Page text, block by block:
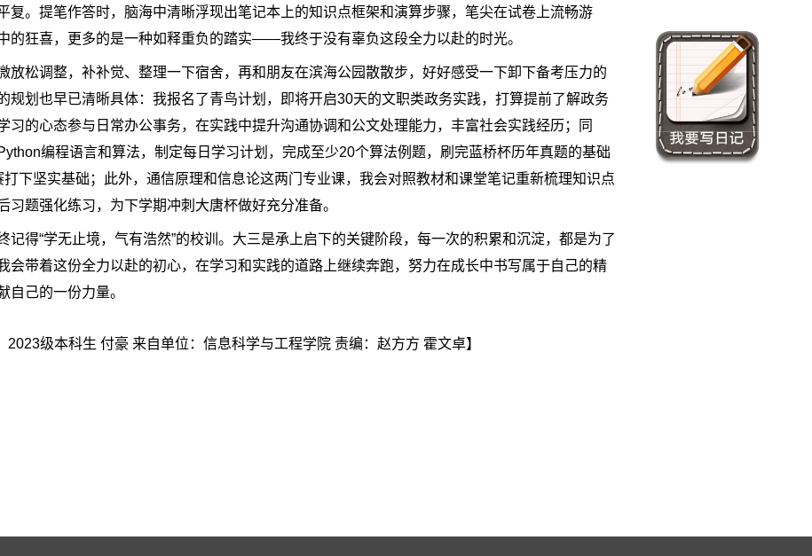
复。提笔作答时，脑海中清晰浮现出笔记本上的知识点框架和演算步骤，笔尖在试卷上流畅游
的狂喜，更多的是一种如释重负的踏实——我终于没有辜负这段全力以赴的时光。
放松调整，补补觉、整理一下宿舍，再和朋友在滨海公园散散步，好好感受一下卸下备考压力的
规划也早已清晰具体：我报名了青鸟计划，即将开启30天的文职类政务实践，打算提前了解政务
习的心态参与日常办公事务，在实践中提升沟通协调和公文处理能力，丰富社会实践经历；同
编程语言和算法，制定每日学习计划，完成至少20个算法例题，刷完蓝桥杯历年真题的基础
下坚实基础；此外，通信原理和信息论这两门专业课，我会对照教材和课堂笔记重新梳理知识点
习题强化练习，为下学期冲刺大唐杯做好充分准备。
记得“学无止境，气有浩然”的校训。大三是承上启下的关键阶段，每一次的积累和沉淀，都是为了
会带着这份全力以赴的初心，在学习和实践的道路上继续奔跑，努力在成长中书写属于自己的精
自己的一份力量。
2023级本科生 付豪 来自单位：信息科学与工程学院 责编：赵方方 霍文卓】